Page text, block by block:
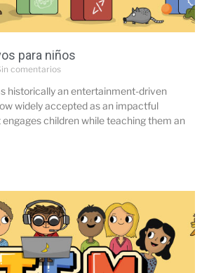
para niños
comentarios
historically an entertainment-driven
widely accepted as an impactful
children while teaching them an